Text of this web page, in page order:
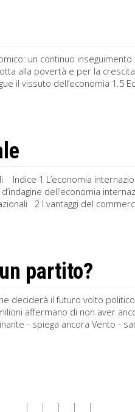
un continuo inseguimento
alla povertà e per la
il vissuto dell’economia 1.5
1 L’economia
dell’economia
2 I vantaggi del
partito?
deciderà il futuro volto
affermano di non aver
- spiega ancora Vento -